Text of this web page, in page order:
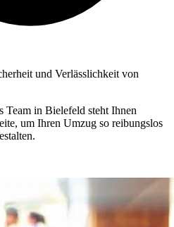
und Verlässlichkeit von
Team in Bielefeld steht Ihnen
um Ihren Umzug so reibungslos